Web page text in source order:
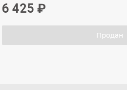
6 425₽
Продан